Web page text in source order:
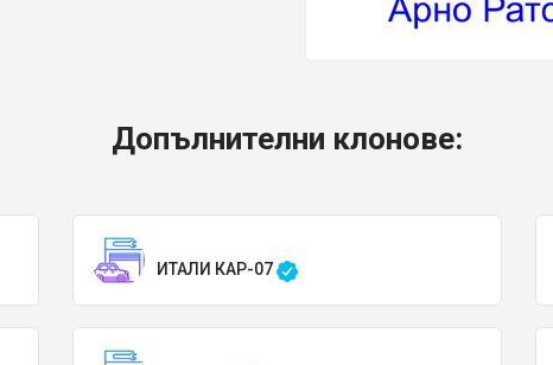
Допълнителни клонове:
ИТАЛИ КАР-07